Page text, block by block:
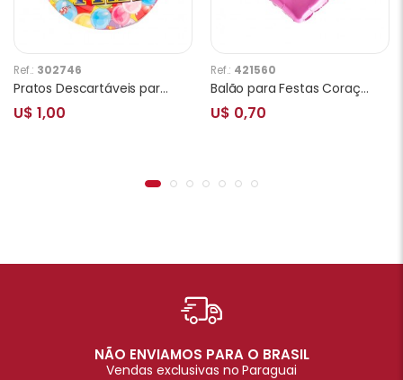
Ref.: 302746
Pratos Descartáveis para Festa Party Time 10 Unidades 18 x 18 cm
U$ 1,00
Ref.: 421560
Balão para Festas Coraçâo YSBLP04 Rosa
U$ 0,70
NÃO ENVIAMOS PARA O BRASIL
Vendas exclusivas no Paraguai